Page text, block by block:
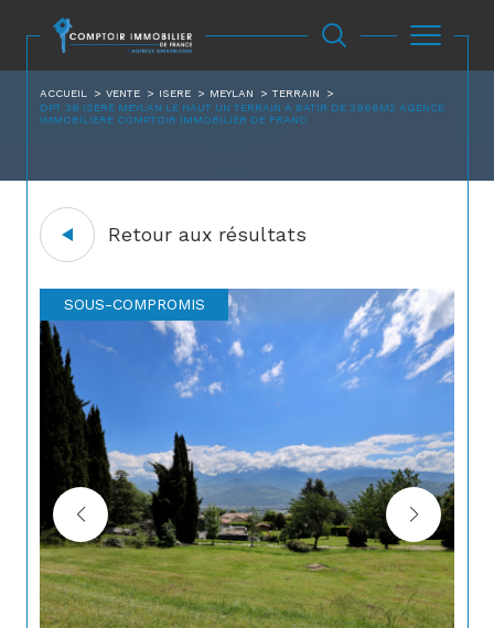
ACCUEIL VENTE ISERE MEYLAN
TERRAIN
DPT 38 ISERE MEYLAN LE HAUT UN TERRAIN A BATIR DE 3966M2 AGENCE
IMMOBILIERE COMPTOIR IMMOBILIER DE FRANC
Retour aux résultats
SOUS-COMPROMIS